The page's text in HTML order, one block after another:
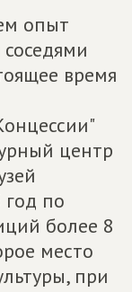
опыт
время
центр
год по
более 8
место
при